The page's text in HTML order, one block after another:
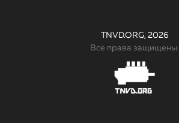
TNVD.ORG, 2026
Все права защищены.